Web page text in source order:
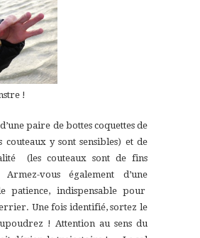
!
paire de bottes coquettes de
couteaux y sont sensibles) et de
(les couteaux sont de fins
vous également d’une
patience, indispensable pour
Une fois identifié, sortez le
! Attention au sens du